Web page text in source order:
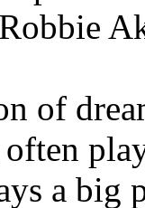
of
a big